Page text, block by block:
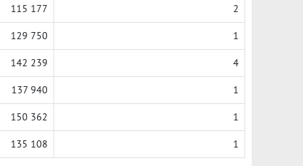
115 177 2
129 750 1
142 239 4
137 940 1
150 362 1
135 108 1